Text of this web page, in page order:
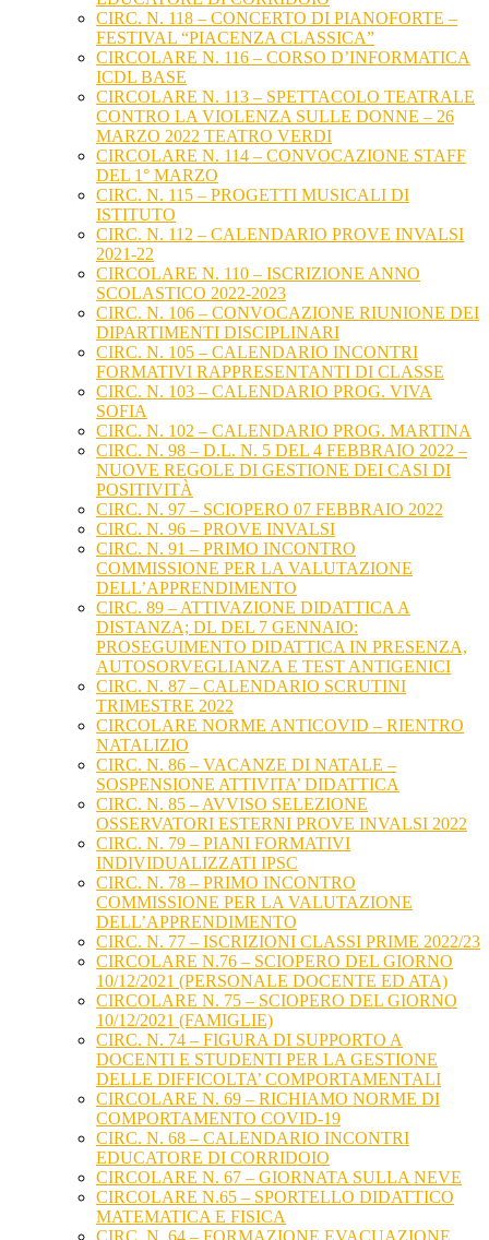
CIRC. N. 118 – CONCERTO DI PIANOFORTE –
FESTIVAL “PIACENZA CLASSICA”
CIRCOLARE N. 116 – CORSO D’INFORMATICA
ICDL BASE
CIRCOLARE N. 113 – SPETTACOLO TEATRALE
CONTRO LA VIOLENZA SULLE DONNE – 26
MARZO 2022 TEATRO VERDI
CIRCOLARE N. 114 – CONVOCAZIONE STAFF
DEL 1° MARZO
CIRC. N. 115 – PROGETTI MUSICALI DI
ISTITUTO
CIRC. N. 112 – CALENDARIO PROVE INVALSI
2021-22
CIRCOLARE N. 110 – ISCRIZIONE ANNO
SCOLASTICO 2022-2023
CIRC. N. 106 – CONVOCAZIONE RIUNIONE DEI
DIPARTIMENTI DISCIPLINARI
CIRC. N. 105 – CALENDARIO INCONTRI
FORMATIVI RAPPRESENTANTI DI CLASSE
CIRC. N. 103 – CALENDARIO PROG. VIVA
SOFIA
CIRC. N. 102 – CALENDARIO PROG. MARTINA
CIRC. N. 98 – D.L. N. 5 DEL 4 FEBBRAIO 2022 –
NUOVE REGOLE DI GESTIONE DEI CASI DI
POSITIVITÀ
CIRC. N. 97 – SCIOPERO 07 FEBBRAIO 2022
CIRC. N. 96 – PROVE INVALSI
CIRC. N. 91 – PRIMO INCONTRO
COMMISSIONE PER LA VALUTAZIONE
DELL’APPRENDIMENTO
CIRC. 89 – ATTIVAZIONE DIDATTICA A
DISTANZA; DL DEL 7 GENNAIO:
PROSEGUIMENTO DIDATTICA IN PRESENZA,
AUTOSORVEGLIANZA E TEST ANTIGENICI
CIRC. N. 87 – CALENDARIO SCRUTINI
TRIMESTRE 2022
CIRCOLARE NORME ANTICOVID – RIENTRO
NATALIZIO
CIRC. N. 86 – VACANZE DI NATALE –
SOSPENSIONE ATTIVITA’ DIDATTICA
CIRC. N. 85 – AVVISO SELEZIONE
OSSERVATORI ESTERNI PROVE INVALSI 2022
CIRC. N. 79 – PIANI FORMATIVI
INDIVIDUALIZZATI IPSC
CIRC. N. 78 – PRIMO INCONTRO
COMMISSIONE PER LA VALUTAZIONE
DELL’APPRENDIMENTO
CIRC. N. 77 – ISCRIZIONI CLASSI PRIME 2022/23
CIRCOLARE N.76 – SCIOPERO DEL GIORNO
10/12/2021 (PERSONALE DOCENTE ED ATA)
CIRCOLARE N. 75 – SCIOPERO DEL GIORNO
10/12/2021 (FAMIGLIE)
CIRC. N. 74 – FIGURA DI SUPPORTO A
DOCENTI E STUDENTI PER LA GESTIONE
DELLE DIFFICOLTA’ COMPORTAMENTALI
CIRCOLARE N. 69 – RICHIAMO NORME DI
COMPORTAMENTO COVID-19
CIRC. N. 68 – CALENDARIO INCONTRI
EDUCATORE DI CORRIDOIO
CIRCOLARE N. 67 – GIORNATA SULLA NEVE
CIRCOLARE N.65 – SPORTELLO DIDATTICO
MATEMATICA E FISICA